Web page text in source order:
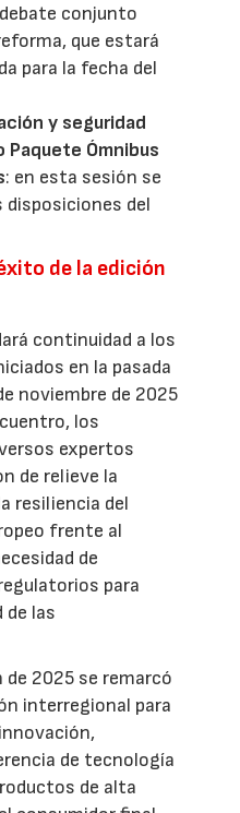
conjunto
que estará
para la fecha del
y seguridad
Paquete Ómnibus
: en esta sesión se
disposiciones del
de la edición
continuidad a los
en la pasada
noviembre de 2025
los
expertos
de relieve la
resiliencia del
frente al
de
para
de las
2025 se remarcó
interregional para
de tecnología
de alta